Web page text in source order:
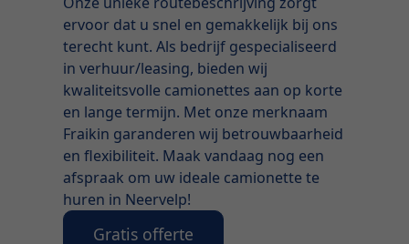
ervoor dat u snel en gemakkelijk bij ons
terecht kunt. Als bedrijf gespecialiseerd
in verhuur/leasing, bieden wij
kwaliteitsvolle camionettes aan op korte
en lange termijn. Met onze merknaam
Fraikin garanderen wij betrouwbaarheid
en flexibiliteit. Maak vandaag nog een
afspraak om uw ideale camionette te
huren in Neervelp!
Gratis offerte